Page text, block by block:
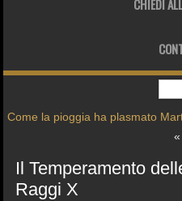
CHIEDI
Come la pioggia ha plasmato
«
Il Temperamento
Raggi X